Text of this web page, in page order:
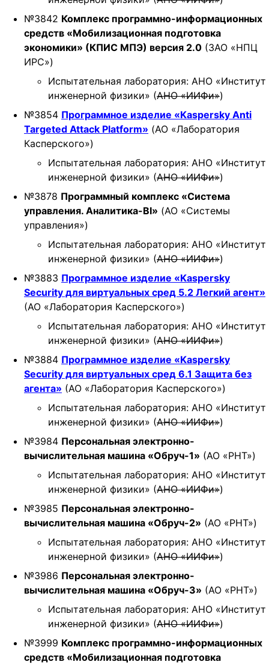
№3842 Комплекс программно-информационных
средств «Мобилизационная подготовка
экономики» (КПИС МПЭ) версия 2.0 (ЗАО «НПЦ
ИРС»)
Испытательная лаборатория: АНО «Институт
инженерной физики» (АНО «ИИФи»)
№3854 Программное изделие «Kaspersky Anti
Targeted Attack Platform» (АО «Лаборатория
Касперского»)
Испытательная лаборатория: АНО «Институт
инженерной физики» (АНО «ИИФи»)
№3878 Программный комплекс «Система
управления. Аналитика-BI» (АО «Системы
управления»)
Испытательная лаборатория: АНО «Институт
инженерной физики» (АНО «ИИФи»)
№3883 Программное изделие «Kaspersky
Security для виртуальных сред 5.2 Легкий агент»
(АО «Лаборатория Касперского»)
Испытательная лаборатория: АНО «Институт
инженерной физики» (АНО «ИИФи»)
№3884 Программное изделие «Kaspersky
Security для виртуальных сред 6.1 Защита без
агента» (АО «Лаборатория Касперского»)
Испытательная лаборатория: АНО «Институт
инженерной физики» (АНО «ИИФи»)
№3984 Персональная электронно-
вычислительная машина «Обруч-1» (АО «РНТ»)
Испытательная лаборатория: АНО «Институт
инженерной физики» (АНО «ИИФи»)
№3985 Персональная электронно-
вычислительная машина «Обруч-2» (АО «РНТ»)
Испытательная лаборатория: АНО «Институт
инженерной физики» (АНО «ИИФи»)
№3986 Персональная электронно-
вычислительная машина «Обруч-3» (АО «РНТ»)
Испытательная лаборатория: АНО «Институт
инженерной физики» (АНО «ИИФи»)
№3999 Комплекс программно-информационных
средств «Мобилизационная подготовка